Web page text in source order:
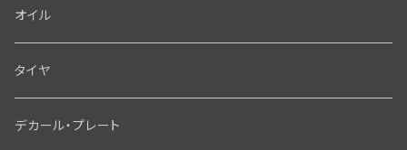
ディストリビューター関係
ドライブチェーン関係
スプロケット・ベルトドライブキット
フロントフォーク・フレーム
フロントフォーク関係
ソフテイル用 New Springer Fork
シート・サドルバッグ
シートポスト関係
ハンドルバー・タンク・フェンダー
Fork-Shockabsorber
Motor
Carbrator
Transmission・Primary
Transmission-Shifter
Primary-clutch-Kickstarter
Gastank・Oiltank
Oilline
Electrical
オイル
タイヤ
デカール・プレート